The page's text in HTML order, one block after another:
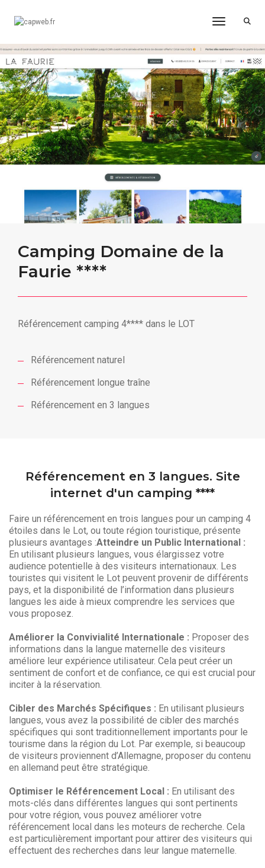
Toggle
Camping Domaine de la
Faurie ****
Référencement camping 4**** dans le LOT
Référencement naturel
Référencement longue traîne
Référencement en 3 langues
Référencement en 3 langues. Site
internet d'un camping ****
Faire un référencement en trois langues pour un camping 4
étoiles dans le Lot, ou toute région touristique, présente
plusieurs avantages :Atteindre un Public International :
En utilisant plusieurs langues, vous élargissez votre
audience potentielle à des visiteurs internationaux. Les
touristes qui visitent le Lot peuvent provenir de différents
pays, et la disponibilité de l’information dans plusieurs
langues les aide à mieux comprendre les services que
vous proposez.
Améliorer la Convivialité Internationale : Proposer des
informations dans la langue maternelle des visiteurs
améliore leur expérience utilisateur. Cela peut créer un
sentiment de confort et de confiance, ce qui est crucial pour
inciter à la réservation.
Cibler des Marchés Spécifiques : En utilisant plusieurs
langues, vous avez la possibilité de cibler des marchés
spécifiques qui sont traditionnellement importants pour le
tourisme dans la région du Lot. Par exemple, si beaucoup
de visiteurs proviennent d’Allemagne, proposer du contenu
en allemand peut être stratégique.
Optimiser le Référencement Local : En utilisant des
mots-clés dans différentes langues qui sont pertinents
pour votre région, vous pouvez améliorer votre
référencement local dans les moteurs de recherche. Cela
est particulièrement important pour attirer des visiteurs qui
effectuent des recherches dans leur langue maternelle.